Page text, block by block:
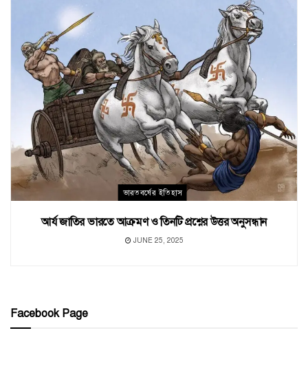
ভারতবর্ষের ইতিহাস
আর্য জাতির ভারতে আক্রমণ ও তিনটি প্রশ্নের উত্তর অনুসন্ধান
JUNE 25, 2025
Facebook Page